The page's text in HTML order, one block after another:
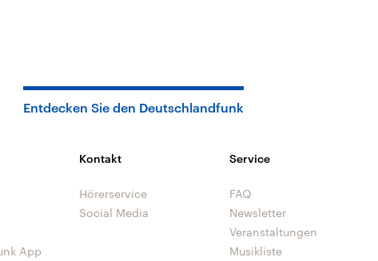
Entdecken Sie den Deutschlandfunk
App
Kontakt
Hörerservice
Social Media
Service
FAQ
Newsletter
Veranstaltungen
Musikliste